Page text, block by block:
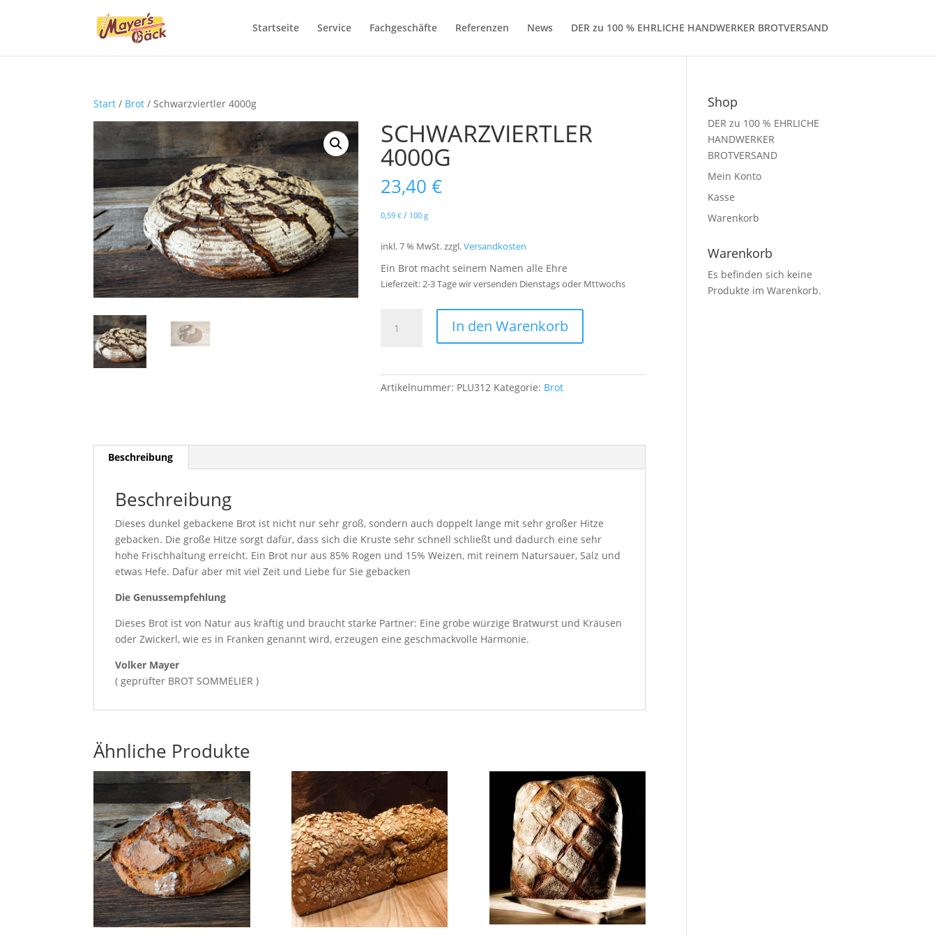
Startseite Service Fachgeschäfte Referenzen News DER zu 100 % EHRLICHE HANDWERKER BROTVERSAND
Start / Brot / Schwarzviertler 4000g
SCHWARZVIERTLER
4000G
23,40€
0,59€ / 100 g
inkl. 7 % MwSt.zzgl.Versandkosten
Ein Brot macht seinem Namen alle Ehre
Lieferzeit:2-3 Tage wir versenden Dienstags oder Mttwochs
4000g
In den Warenkorb
Artikelnummer: PLU312 Kategorie: Brot
Beschreibung
Beschreibung
Dieses dunkel gebackene Brot ist nicht nur sehr groß, sondern auch doppelt lange mit sehr großer Hitze
gebacken. Die große Hitze sorgt dafür, dass sich die Kruste sehr schnell schließt und dadurch eine sehr
hohe Frischhaltung erreicht. Ein Brot nur aus 85% Rogen und 15% Weizen, mit reinem Natursauer, Salz und
etwas Hefe. Dafür aber mit viel Zeit und Liebe für Sie gebacken
Die Genussempfehlung
Dieses Brot ist von Natur aus kräftig und braucht starke Partner: Eine grobe würzige Bratwurst und Kräusen
oder Zwickerl, wie es in Franken genannt wird, erzeugen eine geschmackvolle Harmonie.
Volker Mayer
( geprüfter BROT SOMMELIER )
Ähnliche Produkte
Shop
DER zu 100 % EHRLICHE
HANDWERKER
BROTVERSAND
Mein Konto
Kasse
Warenkorb
Warenkorb
Es befinden sich keine
Produkte im Warenkorb.